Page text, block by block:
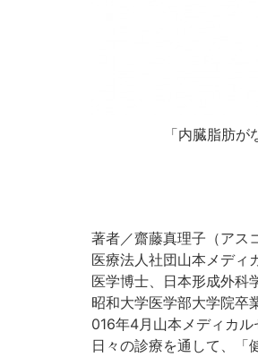
「内臓脂肪
著者／齋藤真理子（アス
医療法人社団山本メディ
医学博士、日本形成外科
昭和大学医学部大学院卒
016年4月山本メディカル
日々の診療を通して、「